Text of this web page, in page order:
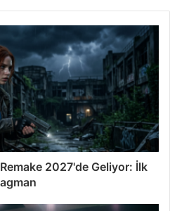
2027'de Geliyor: İlk